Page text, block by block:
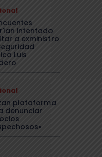
intentado
a exministro
Luis
plataforma
denunciar